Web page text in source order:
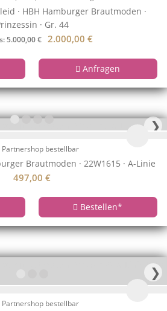
· HBH Hamburger Brautmoden ·
· Gr. 44
5.000,00 € 2.000,00 €
Anfragen
❯
Partnershop bestellbar
Brautmoden · 22W1615 · A-Linie
497,00 €
Bestellen*
❯
Partnershop bestellbar